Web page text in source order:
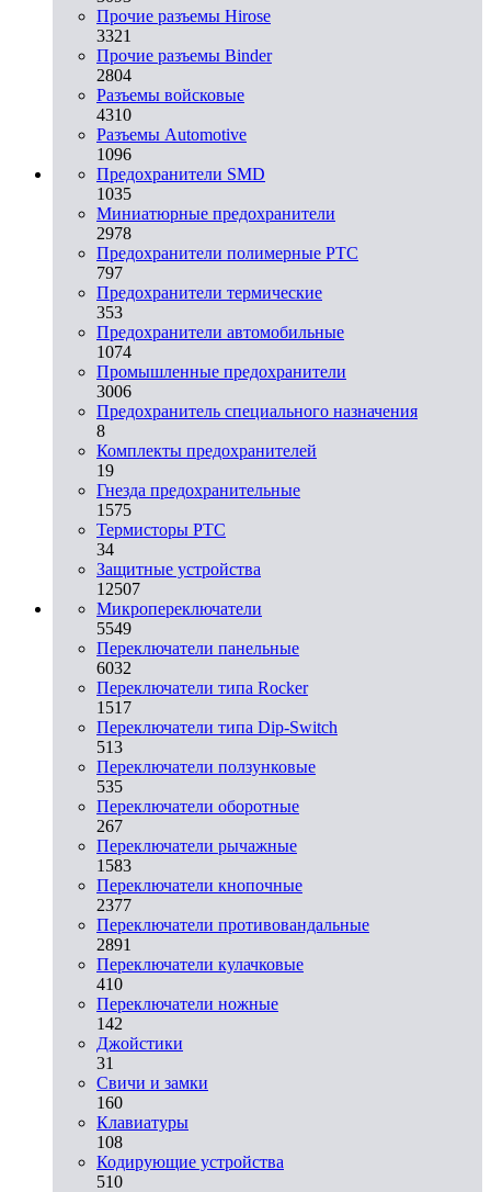
Прочие разъемы Hirose
3321
Прочие разъемы Binder
2804
Разъемы войсковые
4310
Разъeмы Automotive
1096
Предохранители SMD
1035
Миниатюрные предохранители
2978
Предохранители полимерные PTC
797
Предохранители термические
353
Предохранители автомобильные
1074
Промышленные предохранители
3006
Предохранитель специального назначения
8
Комплекты предохранителей
19
Гнезда предохранительные
1575
Термисторы PTC
34
Защитные устройства
12507
Микропереключатели
5549
Переключатели панельные
6032
Переключатели типа Rocker
1517
Переключатели типа Dip-Switch
513
Переключатели ползунковые
535
Переключатели оборотные
267
Переключатели рычажные
1583
Переключатели кнопочные
2377
Переключатели противовандальные
2891
Переключатели кулачковые
410
Переключатели ножные
142
Джойстики
31
Свичи и замки
160
Клавиатуры
108
Кодирующие устройства
510